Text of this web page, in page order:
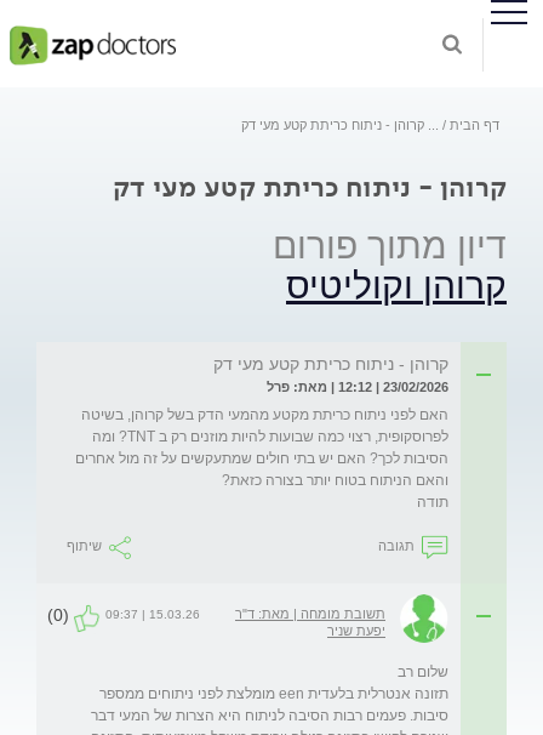
דף הבית קרוהן - ניתוח כריתת קטע מעי דק
קרוהן - ניתוח כריתת קטע מעי דק
דיון מתוך פורום
קרוהן וקוליטיס
קרוהן - ניתוח כריתת קטע מעי דק
23/02/2026 | 12:12 | מאת: פרל
האם לפני ניתוח כריתת מקטע מהמעי הדק בשל קרוהן, בשיטה
לפרוסקופית, רצוי כמה שבועות להיות מוזנים רק ב ΤΝΤ? ומה
הסיבות לכך? האם יש בתי חולים שמתעקשים על זה מול אחרים
תודה
תגובה שיתוף
תשובת מומחה | מאת: ד"ר
יפעת שניר
15.03.26 | 09:37
(0)
תזונה אנטרלית בלעדית een מומלצת לפני ניתוחים ממספר
סיבות. פעמים רבות הסיבה לניתוח היא הצרות של המעי דבר